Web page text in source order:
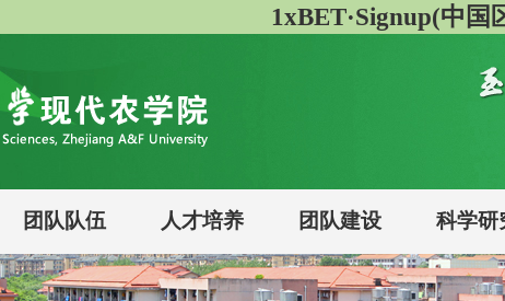
1xBET·Signup(中国
团队队伍 人才培养 团队建设 科学研